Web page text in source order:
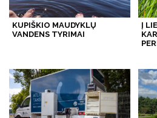
KUPIŠKIO MAUDYKLŲ
VANDENS TYRIMAI
Į